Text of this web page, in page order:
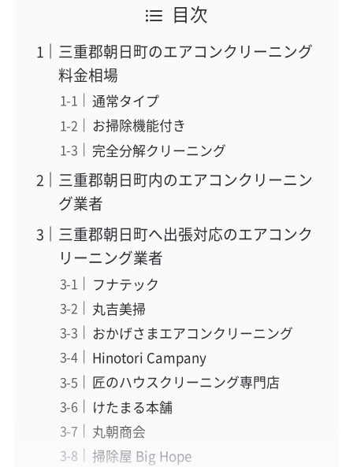
目次
三重郡朝日町のエアコンクリーニング
料金相場
通常タイプ
お掃除機能付き
完全分解クリーニング
三重郡朝日町内のエアコンクリーニン
グ業者
三重郡朝日町へ出張対応のエアコンク
リーニング業者
フナテック
丸吉美掃
おかげさまエアコンクリーニング
Hinotori Campany
匠のハウスクリーニング専門店
けたまる本舗
丸朝商会
掃除屋 Big Hope